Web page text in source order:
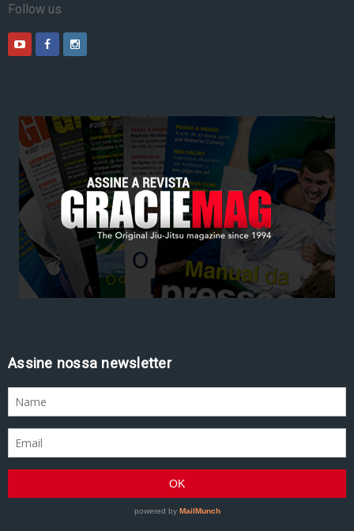
Follow us
Assine nossa newsletter